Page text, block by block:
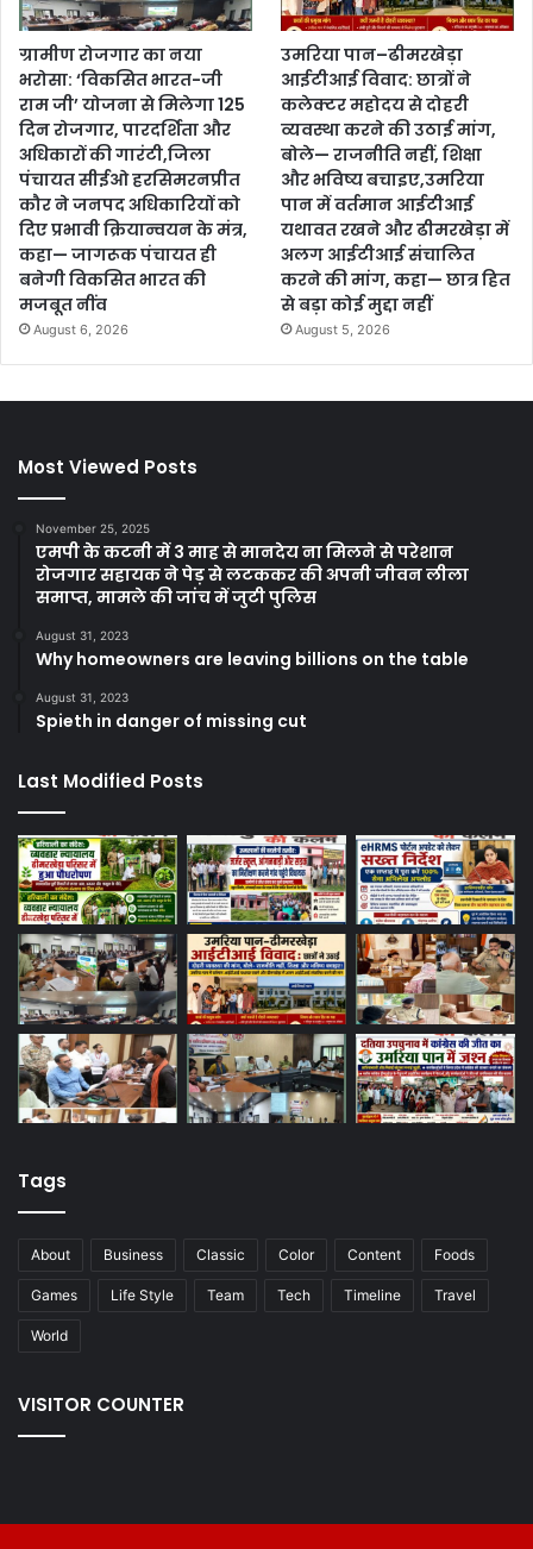
ग्रामीण रोजगार का नया
भरोसा: ‘विकसित भारत-जी
राम जी’ योजना से मिलेगा 125
दिन रोजगार, पारदर्शिता और
अधिकारों की गारंटी,जिला
पंचायत सीईओ हरसिमरनप्रीत
कौर ने जनपद अधिकारियों को
दिए प्रभावी क्रियान्वयन के मंत्र,
कहा— जागरूक पंचायत ही
बनेगी विकसित भारत की
मजबूत नींव
August 6, 2026
उमरिया पान–ढीमरखेड़ा
आईटीआई विवाद: छात्रों ने
कलेक्टर महोदय से दोहरी
व्यवस्था करने की उठाई मांग,
बोले— राजनीति नहीं, शिक्षा
और भविष्य बचाइए,उमरिया
पान में वर्तमान आईटीआई
यथावत रखने और ढीमरखेड़ा में
अलग आईटीआई संचालित
करने की मांग, कहा— छात्र हित
से बड़ा कोई मुद्दा नहीं
August 5, 2026
Most Viewed Posts
November 25, 2025
एमपी के कटनी में 3 माह से मानदेय ना मिलने से परेशान
रोजगार सहायक ने पेड़ से लटककर की अपनी जीवन लीला
समाप्त, मामले की जांच में जुटी पुलिस
August 31, 2023
Why homeowners are leaving billions on the table
August 31, 2023
Spieth in danger of missing cut
Last Modified Posts
Tags
About Business Classic Color Content Foods
Games Life Style Team Tech Timeline Travel
World
VISITOR COUNTER